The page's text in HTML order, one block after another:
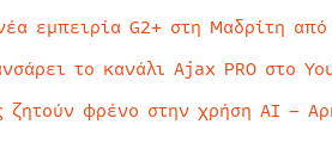
εμπειρία G2+ στη Μαδρίτη
το κανάλι Ajax PRO στο
ζητούν φρένο στην χρήση AI –